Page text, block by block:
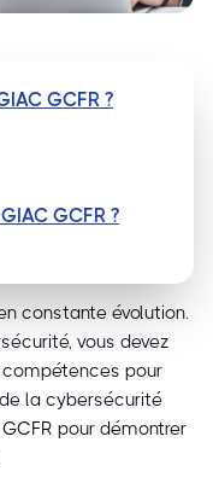
GCFR ?
GCFR ?
constante évolution.
vous devez
pour
la cybersécurité
pour démontrer